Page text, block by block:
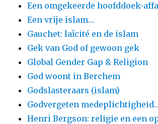
Een omgekeerde hoofddoek-
Een vrije islam…
Gauchet: laïcité en de islam
Gek van God of gewoon gek
Global Gender Gap & Religion
God woont in Berchem
Godslasteraars (islam)
Godvergeten
Henri Bergson: religie en een